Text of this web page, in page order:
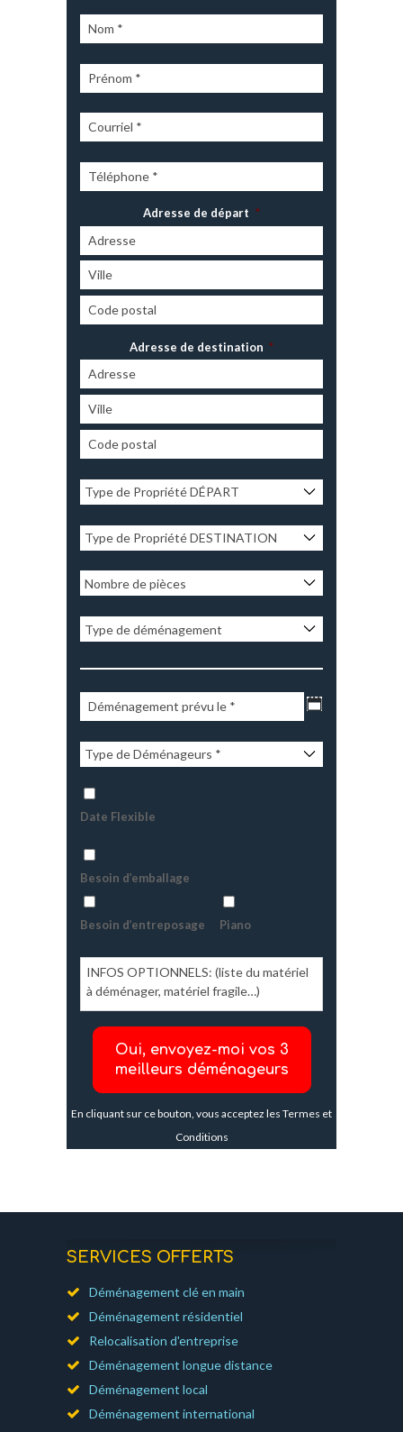
Adresse de départ *
Adresse de destination *
Date Flexible
Besoin d’emballage
Besoin d’entreposage Piano
En cliquant sur ce bouton, vous acceptez les Termes et
Conditions
SERVICES OFFERTS
Déménagement clé en main
Déménagement résidentiel
Relocalisation d'entreprise
Déménagement longue distance
Déménagement local
Déménagement international